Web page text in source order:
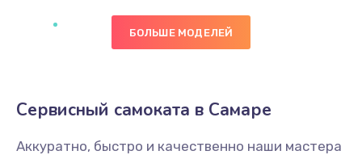
БОЛЬШЕ МОДЕЛЕЙ
Сервисный самоката в Самаре
Аккуратно, быстро и качественно наши мастера